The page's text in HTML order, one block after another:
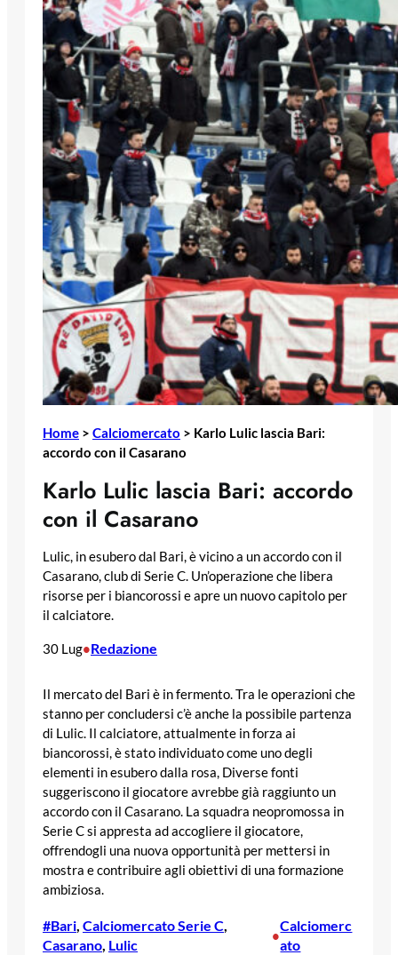
Home > Calciomercato > Karlo Lulic lascia Bari:
accordo con il Casarano
Karlo Lulic lascia Bari: accordo
con il Casarano
Lulic, in esubero dal Bari, è vicino a un accordo con il
Casarano, club di Serie C. Un’operazione che libera
risorse per i biancorossi e apre un nuovo capitolo per
il calciatore.
30 Lug•Redazione
Il mercato del Bari è in fermento. Tra le operazioni che
stanno per concludersi c’è anche la possibile partenza
di Lulic. Il calciatore, attualmente in forza ai
biancorossi, è stato individuato come uno degli
elementi in esubero dalla rosa, Diverse fonti
suggeriscono il giocatore avrebbe già raggiunto un
accordo con il Casarano. La squadra neopromossa in
Serie C si appresta ad accogliere il giocatore,
offrendogli una nuova opportunità per mettersi in
mostra e contribuire agli obiettivi di una formazione
ambiziosa.
#Bari, Calciomercato Serie C
Casarano, Lulic
•
Calciomerc
ato